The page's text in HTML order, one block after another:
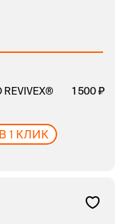
REVIVEX®
1 500
1 КЛИК